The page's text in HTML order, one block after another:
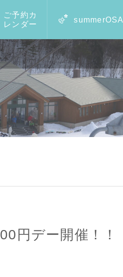
ご予約カ
レンダー
 summerOSA
円デー開催！！